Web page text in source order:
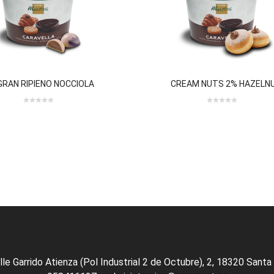
RIPIENO NOCCIOLA CREAM NUTS 2%
Garrido Atienza (Pol Industrial 2 de Octubre), 2, 18320 Santa